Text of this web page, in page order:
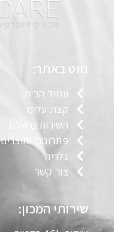
שירותי המכון:
נווט באתר:
עמוד הבית
קצת עלינו
השירותים שלנו
פתרונות ומוצרים
גלריה
צור קשר